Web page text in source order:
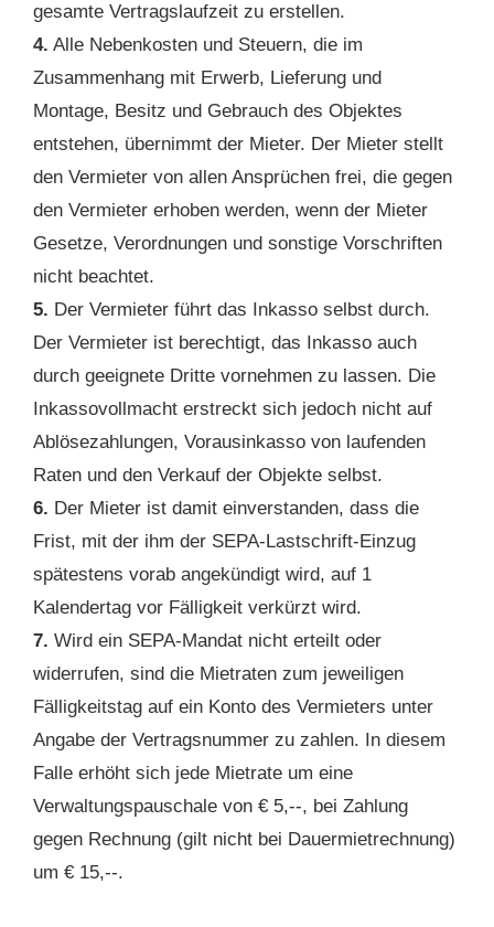
gesamte Vertragslaufzeit zu erstellen.
4. Alle Nebenkosten und Steuern, die im
Zusammenhang mit Erwerb, Lieferung und
Montage, Besitz und Gebrauch des Objektes
entstehen, übernimmt der Mieter. Der Mieter stellt
den Vermieter von allen Ansprüchen frei, die gegen
den Vermieter erhoben werden, wenn der Mieter
Gesetze, Verordnungen und sonstige Vorschriften
nicht beachtet.
5. Der Vermieter führt das Inkasso selbst durch.
Der Vermieter ist berechtigt, das Inkasso auch
durch geeignete Dritte vornehmen zu lassen. Die
Inkassovollmacht erstreckt sich jedoch nicht auf
Ablösezahlungen, Vorausinkasso von laufenden
Raten und den Verkauf der Objekte selbst.
6. Der Mieter ist damit einverstanden, dass die
Frist, mit der ihm der SEPA-Lastschrift-Einzug
spätestens vorab angekündigt wird, auf 1
Kalendertag vor Fälligkeit verkürzt wird.
7. Wird ein SEPA-Mandat nicht erteilt oder
widerrufen, sind die Mietraten zum jeweiligen
Fälligkeitstag auf ein Konto des Vermieters unter
Angabe der Vertragsnummer zu zahlen. In diesem
Falle erhöht sich jede Mietrate um eine
Verwaltungspauschale von € 5,--, bei Zahlung
gegen Rechnung (gilt nicht bei Dauermietrechnung)
um € 15,--.